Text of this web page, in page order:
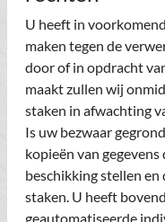
U heeft in
maken tegen de
door of in opdracht
maakt zullen wij
staken in afwachting
Is uw bezwaar
kopieën van
beschikking stellen
staken. U heeft
geautomatiseerde